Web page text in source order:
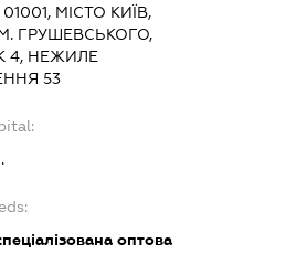
МІСТО КИЇВ,
ГРУШЕВСЬКОГО,
4, НЕЖИЛЕ
53
оптова